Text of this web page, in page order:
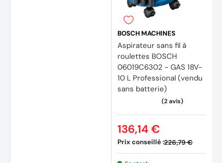
BOSCH MACHINES
Aspirateur sans fil à
roulettes BOSCH
06019C6302 - GAS 18V-
10 L Professional (vendu
sans batterie)
Prix conseillé :226,79 €
136,14 €